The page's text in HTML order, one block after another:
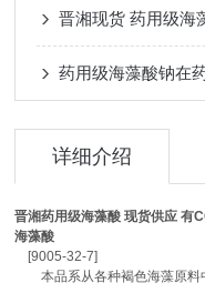
晋湘现货 药用级海
药用级海藻酸钠在
详细介绍
晋湘药用级海藻酸 现货供应 有
海藻酸
[9005-32-7]
本品系从各种褐色海藻原料